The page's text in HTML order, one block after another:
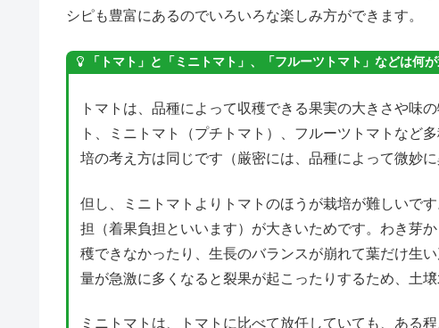
シピも豊富にあるのでいろいろな楽しみ方ができます。
「トマト」と「ミニトマト」、「フルーツトマト」などは何が
トマトは、品種によって収穫できる果実の大きさや味
ト、ミニトマト（プチトマト）、フルーツトマトなど
培の考え方は同じです（厳密には、品種によって微妙
但し、ミニトマトよりトマトのほうが栽培が難しいで
担（着果負担といいます）が大きいためです。わき芽
穫できなかったり、生長のバランスが崩れて葉だけ生
量が急激に多くなると裂果が起こったりするため、土
ミニトマトは、トマトに比べて放任していても、ある